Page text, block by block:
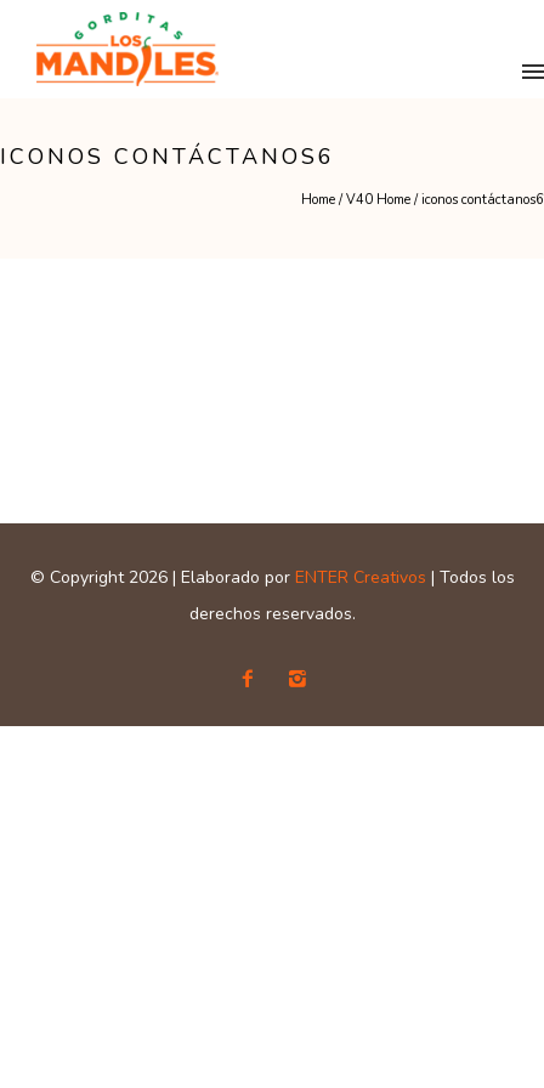
ICONOS CONTÁCTANOS6
Home /V40 Home /iconos contáctanos6
© Copyright 2026 | Elaborado por ENTER Creativos | Todos los
derechos reservados.